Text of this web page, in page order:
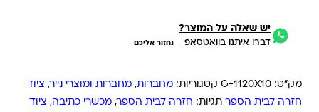
יש שאלה על המוצר?
דברו איתנו בוואטסאפ נחזור אליכם
מק"ט: G-1120X10 קטגוריות: מחברות, מחברות ומוצרי נייר, ציוד
חזרה לבית הספר תגיות: חזרה לבית הספר, מכשרי כתיבה, ציוד